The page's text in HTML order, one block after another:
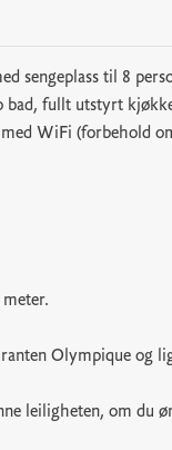
sengeplass til 8
bad, fullt utstyrt
WiFi (forbehold
Olympique og
leiligheten, om du